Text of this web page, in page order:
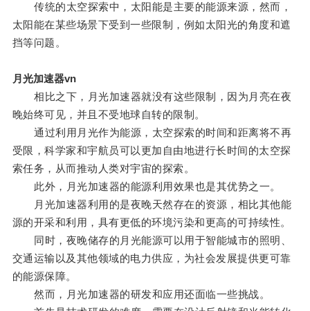
传统的太空探索中，太阳能是主要的能源来源，然而，
太阳能在某些场景下受到一些限制，例如太阳光的角度和遮
挡等问题。
月光加速器vn
相比之下，月光加速器就没有这些限制，因为月亮在夜
晚始终可见，并且不受地球自转的限制。
通过利用月光作为能源，太空探索的时间和距离将不再
受限，科学家和宇航员可以更加自由地进行长时间的太空探
索任务，从而推动人类对宇宙的探索。
此外，月光加速器的能源利用效果也是其优势之一。
月光加速器利用的是夜晚天然存在的资源，相比其他能
源的开采和利用，具有更低的环境污染和更高的可持续性。
同时，夜晚储存的月光能源可以用于智能城市的照明、
交通运输以及其他领域的电力供应，为社会发展提供更可靠
的能源保障。
然而，月光加速器的研发和应用还面临一些挑战。